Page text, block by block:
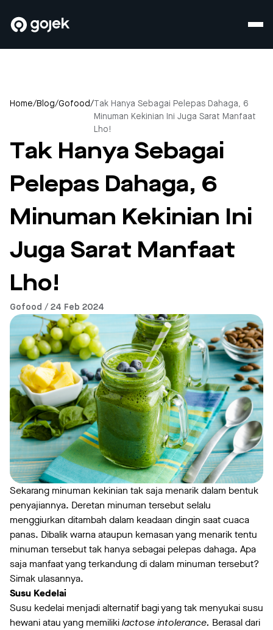
Home/Blog/Gofood/ Tak Hanya Sebagai Pelepas Dahaga, 6
Minuman Kekinian Ini Juga Sarat Manfaat
Lho!
Tak Hanya Sebagai
Pelepas Dahaga, 6
Minuman Kekinian Ini
Juga Sarat Manfaat
Lho!
Gofood / 24 Feb 2024
Sekarang minuman kekinian tak saja menarik dalam bentuk
penyajiannya. Deretan minuman tersebut selalu
menggiurkan ditambah dalam keadaan dingin saat cuaca
panas. Dibalik warna ataupun kemasan yang menariktentu
minuman tersebut tak hanya sebagai pelepas dahaga. Apa
saja manfaat yang terkandung di dalam minuman tersebut?
Simak ulasannya.
Susu Kedelai
Susu kedelai menjadi alternatif bagi yang tak menyukai susu
hewani atau yang memilikilactose intolerance. Berasal dari